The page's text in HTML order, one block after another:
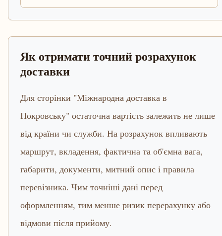
Як отримати точний розрахунок
доставки
Для сторінки "Міжнародна доставка в
Покровську" остаточна вартість залежить не лише
від країни чи служби. На розрахунок впливають
маршрут, вкладення, фактична та об'ємна вага,
габарити, документи, митний опис і правила
перевізника. Чим точніші дані перед
оформленням, тим менше ризик перерахунку або
відмови після прийому.